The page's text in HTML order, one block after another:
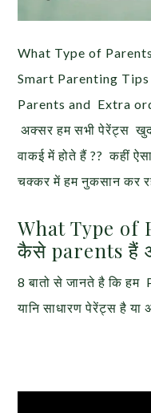
What Type of
Smart Parenting
Parents and Extra
अक्सर हम सभी पेरेंट्स
वाकई में होते हैं ?? कहीं
चक्कर में हम नुकसान कर रहे
What Type of
कैसे parents हैं
8 बातो से जानते है कि हम
यानि साधारण पेरेंट्स है